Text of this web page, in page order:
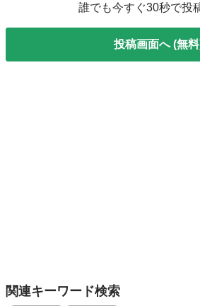
誰でも今すぐ30秒で投
投稿画面へ (無
関連キーワード検索